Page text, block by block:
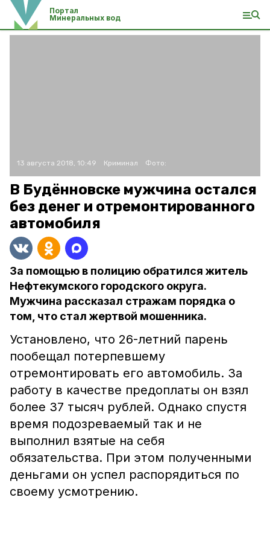
Портал
Минеральных вод
13 августа 2018, 10:49 Криминал Фото:
В Будённовске мужчина остался
без денег и отремонтированного
автомобиля
За помощью в полицию обратился житель
Нефтекумского городского округа.
Мужчина рассказал стражам порядка о
том, что стал жертвой мошенника.
Установлено, что 26-летний парень
пообещал потерпевшему
отремонтировать его автомобиль. За
работу в качестве предоплаты он взял
более 37 тысяч рублей. Однако спустя
время подозреваемый так и не
выполнил взятые на себя
обязательства. При этом полученными
деньгами он успел распорядиться по
своему усмотрению.